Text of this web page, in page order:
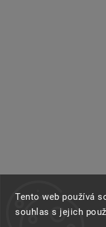
Tento web používá
souhlas s jejich